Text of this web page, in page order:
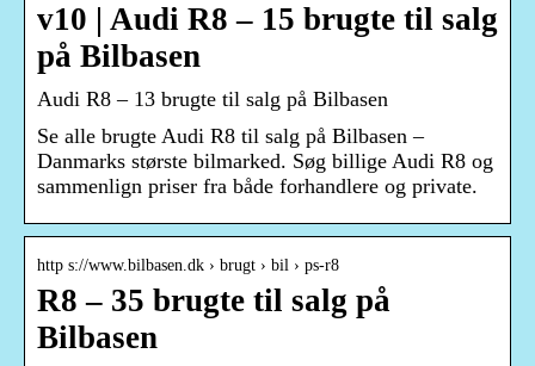
v10 | Audi R8 – 15 brugte til salg
på Bilbasen
Audi R8 – 13 brugte til salg på Bilbasen
Se alle brugte Audi R8 til salg på Bilbasen –
Danmarks største bilmarked. Søg billige Audi R8 og
sammenlign priser fra både forhandlere og private.
http s://www.bilbasen.dk › brugt › bil › ps-r8
R8 – 35 brugte til salg på
Bilbasen